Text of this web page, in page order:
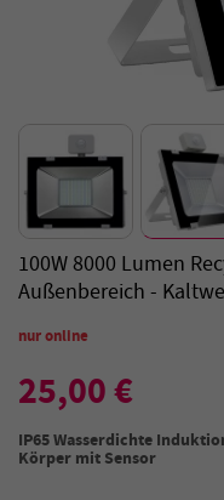
100W 8000 Lumen
Außenbereich -
nur online
25,00 €
IP65 Wasserdichte
Körper mit Sensor